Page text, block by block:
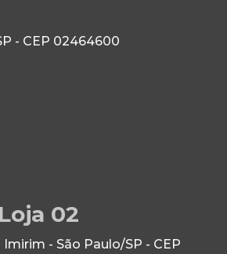
- CEP 02464600
02
- São Paulo/SP - CEP